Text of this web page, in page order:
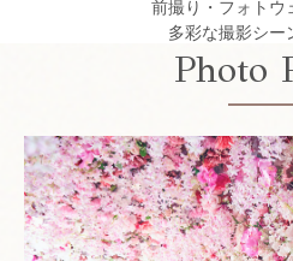
前撮り・フォトウ
多彩な撮影シー
Photo